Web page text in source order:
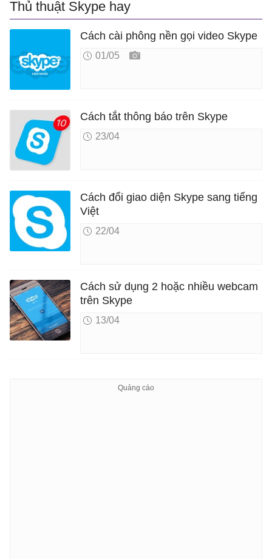
Thủ thuật Skype hay
Cách cài phông nền gọi video Skype
01/05
Cách tắt thông báo trên Skype
23/04
Cách đổi giao diện Skype sang tiếng
Việt
22/04
Cách sử dụng 2 hoặc nhiều webcam
trên Skype
13/04